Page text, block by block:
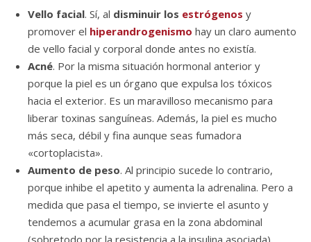
Vello facial. Sí, al disminuir los estrógenos y
promover el hiperandrogenismo hay un claro aumento
de vello facial y corporal donde antes no existía.
Acné. Por la misma situación hormonal anterior y
porque la piel es un órgano que expulsa los tóxicos
hacia el exterior. Es un maravilloso mecanismo para
liberar toxinas sanguíneas. Además, la piel es mucho
más seca, débil y fina aunque seas fumadora
«cortoplacista».
Aumento de peso. Al principio sucede lo contrario,
porque inhibe el apetito y aumenta la adrenalina. Pero a
medida que pasa el tiempo, se invierte el asunto y
tendemos a acumular grasa en la zona abdominal
(sobretodo por la resistencia a la insulina asociada).